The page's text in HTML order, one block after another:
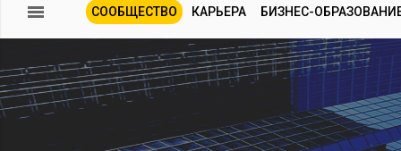
СООБЩЕСТВО КАРЬЕРА БИЗНЕС-